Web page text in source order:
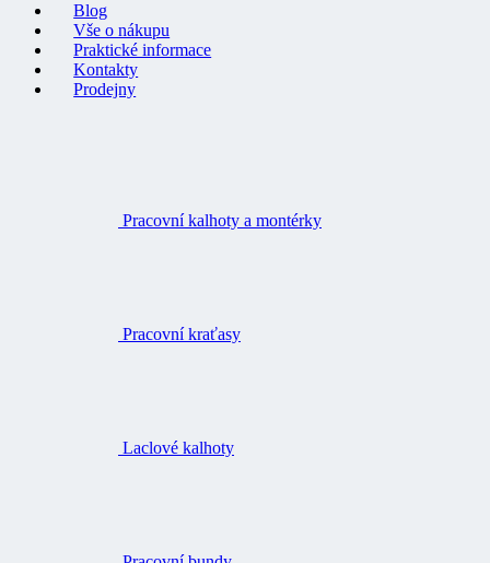
Blog
Vše o nákupu
Praktické informace
Kontakty
Prodejny
Pracovní kalhoty a montérky
Pracovní kraťasy
Laclové kalhoty